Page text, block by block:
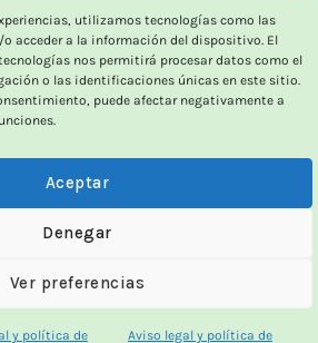
utilizamos tecnologías como las
acceder a la información del dispositivo. El
nos permitirá procesar datos como el
o las identificaciones únicas en este sitio.
puede afectar negativamente a
Aceptar
Denegar
Ver preferencias
y política de Aviso legal y política de
-
probada,
imbatibles